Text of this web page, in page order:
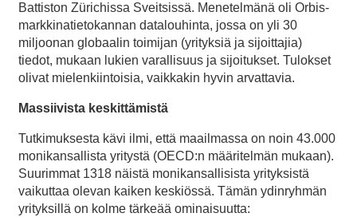
Battiston Zürichissa Sveitsissä. Menetelmänä oli Orbis-
markkinatietokannan datalouhinta, jossa on yli 30
miljoonan globaalin toimijan (yrityksiä ja sijoittajia)
tiedot, mukaan lukien varallisuus ja sijoitukset. Tulokset
olivat mielenkiintoisia, vaikkakin hyvin arvattavia.
Massiivista keskittämistä
Tutkimuksesta kävi ilmi, että maailmassa on noin 43.000
monikansallista yritystä (OECD:n määritelmän mukaan).
Suurimmat 1318 näistä monikansallisista yrityksistä
vaikuttaa olevan kaiken keskiössä. Tämän ydinryhmän
yrityksillä on kolme tärkeää ominaisuutta: